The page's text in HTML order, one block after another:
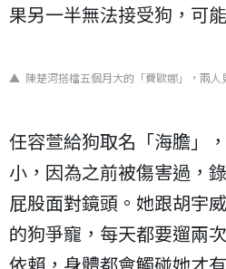
果另一半無法接受狗，可
▲ 陳楚河搭檔五個月大的「費歐娜」，兩
任容萱給狗取名「海膽」
小，因為之前被傷害過，
屁股面對鏡頭。她跟胡宇
的狗爭寵，每天都要遛兩